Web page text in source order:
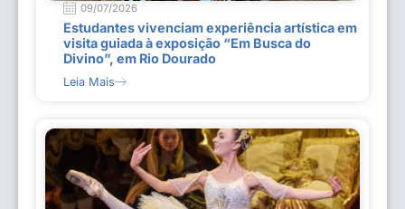
09/07/2026
Estudantes vivenciam experiência artística em
visita guiada à exposição “Em Busca do
Divino”, em Rio Dourado
Leia Mais